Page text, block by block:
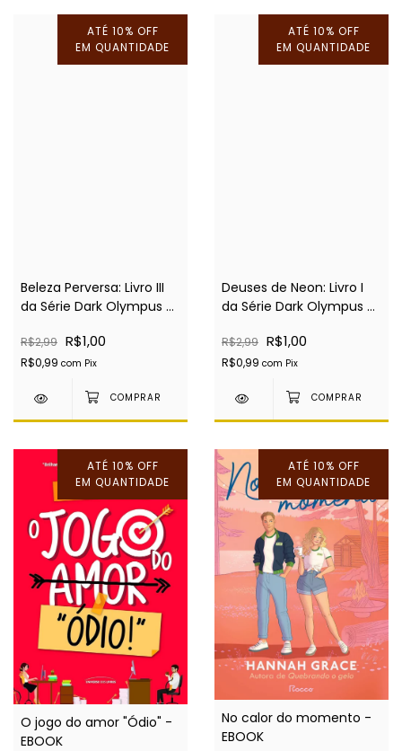
ATÉ 10% OFF
EM QUANTIDADE
Beleza Perversa: Livro III
da Série Dark Olympus -
R$2,99 R$1,00
R$0,99 com Pix
ATÉ 10% OFF
EM QUANTIDADE
Deuses de Neon: Livro I
da Série Dark Olympus -
R$2,99 R$1,00
R$0,99 com Pix
ATÉ 10% OFF
EM QUANTIDADE
O jogo do amor "Ódio" -
EBOOK
ATÉ 10% OFF
EM QUANTIDADE
No calor do momento -
EBOOK